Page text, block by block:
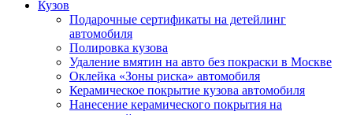
Кузов
Подарочные сертификаты на детейлинг
автомобиля
Полировка кузова
Удаление вмятин на авто без покраски в Москве
Оклейка «Зоны риска» автомобиля
Керамическое покрытие кузова автомобиля
Нанесение керамического покрытия на